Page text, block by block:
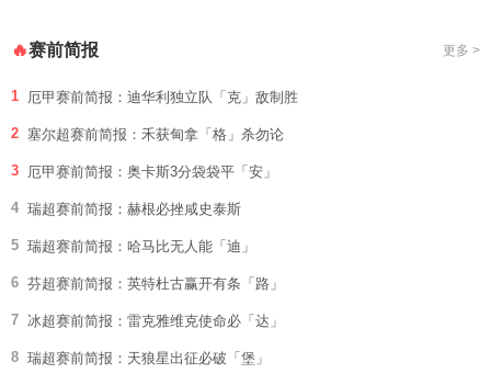
🔥赛前简报 更多 >
1 厄甲赛前简报：迪华利独立队「克」敌制胜
2 塞尔超赛前简报：禾获甸拿「格」杀勿论
3 厄甲赛前简报：奥卡斯3分袋袋平「安」
4 瑞超赛前简报：赫根必挫咸史泰斯
5 瑞超赛前简报：哈马比无人能「迪」
6 芬超赛前简报：英特杜古赢开有条「路」
7 冰超赛前简报：雷克雅维克使命必「达」
8 瑞超赛前简报：天狼星出征必破「堡」